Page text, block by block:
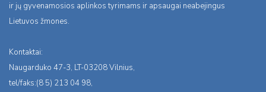
ir jų gyvenamosios aplinkos tyrimams ir apsaugai neabejingus
Lietuvos žmones.
Kontaktai:
Naugarduko 47-3, LT-03208 Vilnius,
tel/faks:(8 5) 213 04 98,